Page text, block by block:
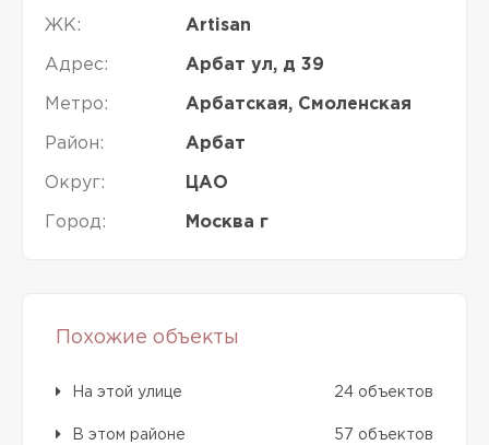
ЖК: Artisan
Адрес: Арбат ул, д 39
Метро: Арбатская, Смоленская
Район: Арбат
Округ: ЦАО
Город: Москва г
Похожие объекты
На этой улице 24 объектов
В этом районе 57 объектов